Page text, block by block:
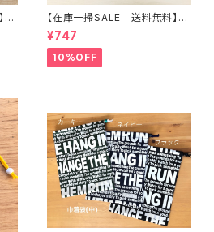
巾
【在庫一掃SALE 送料無料】巾
着袋(小)20×20cmブルー【新
幹線柄】★ KU.727374 男の子
電車 でんしゃ のりもの 乗
り物｜通園通学用のかわいい巾
¥747
10%OFF